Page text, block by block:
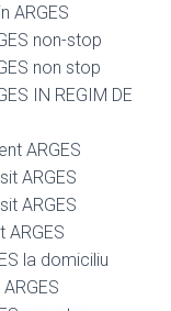
ARGES
non-stop
non stop
IN REGIM DE
ARGES
ARGES
ARGES
ARGES
la domiciliu